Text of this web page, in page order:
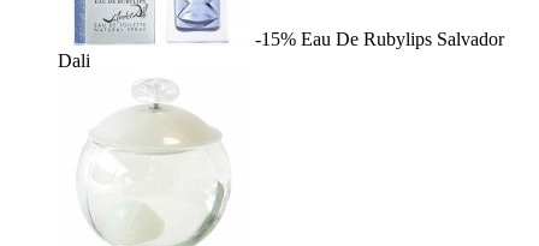
-15% Eau De Rubylips Salvador
Dali